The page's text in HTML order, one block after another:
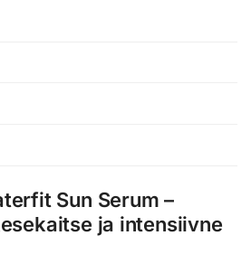
Sun Serum –
ja intensiivne